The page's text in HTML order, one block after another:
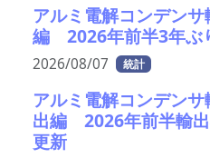
アルミ電解コンデン
編 2026年前半3年ぶ
2026/08/07 統計
アルミ電解コンデン
出編 2026年前半輸
更新